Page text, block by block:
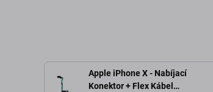
Apple iPhone X - Nabíjací
Konektor + Flex Kábel